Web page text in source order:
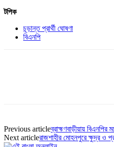
টপিক
চূড়ান্ত প্রার্থী ঘোষণা
বিএনপি
Previous articleব্রাহ্মণবাড়ীয়ায় বিএনপির
Next articleরাজশাহীর মোহনপুরে ক্ষুদ্র ও